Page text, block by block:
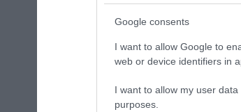
Google consents
I want to allow Google to
web or device identifiers in
I want to allow my user
purposes.